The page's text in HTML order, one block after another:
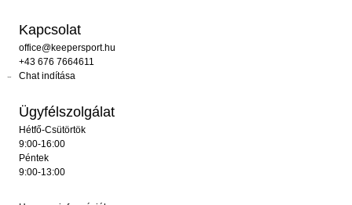
Kapcsolat
office@keepersport.hu
+43 676 7664611
Chat indítása
Ügyfélszolgálat
Hétfő-Csütörtök
9:00-16:00
Péntek
9:00-13:00